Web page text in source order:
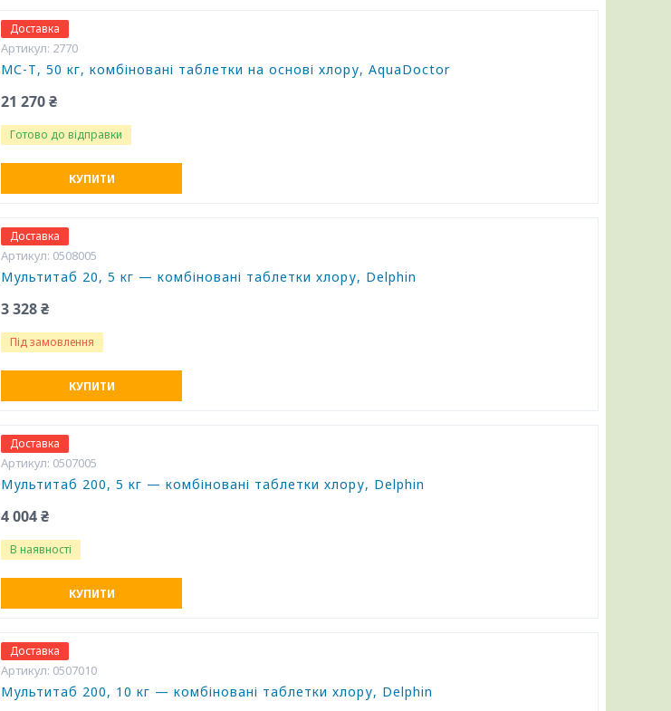
Доставка
2770
МС-Т, 50 кг, комбіновані таблетки на основі хлору, AquaDoctor
21 270 ₴
Готово до відправки
КУПИТИ
Доставка
0508005
Мультитаб 20, 5 кг — комбіновані таблетки хлору, Delphin
3 328 ₴
Під замовлення
КУПИТИ
Доставка
0507005
Мультитаб 200, 5 кг — комбіновані таблетки хлору, Delphin
4 004 ₴
В наявності
КУПИТИ
Доставка
0507010
Мультитаб 200, 10 кг — комбіновані таблетки хлору, Delphin